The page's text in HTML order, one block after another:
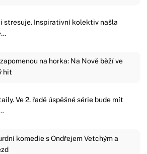
stresuje. Inspirativní kolektiv našla
na horka: Na Nově běží ve
hit
Ve 2. řadě úspěšné série bude mít
komedie s Ondřejem Vetchým a